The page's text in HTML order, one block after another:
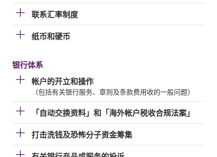
联系汇率制度
纸币和硬币
银行体系
帐户的开立和操作
（包括有关银行服务、章则及条款费用收的一般问题）
「自动交换资料」和「海外帐户税收合规法案」
打击洗钱及恐怖分子资金筹集